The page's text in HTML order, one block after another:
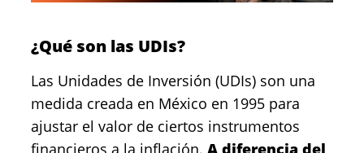
¿Qué son las UDIs?
Las Unidades de Inversión (UDIs) son una
medida creada en México en 1995 para
ajustar el valor de ciertos instrumentos
financieros a la inflación. A diferencia del